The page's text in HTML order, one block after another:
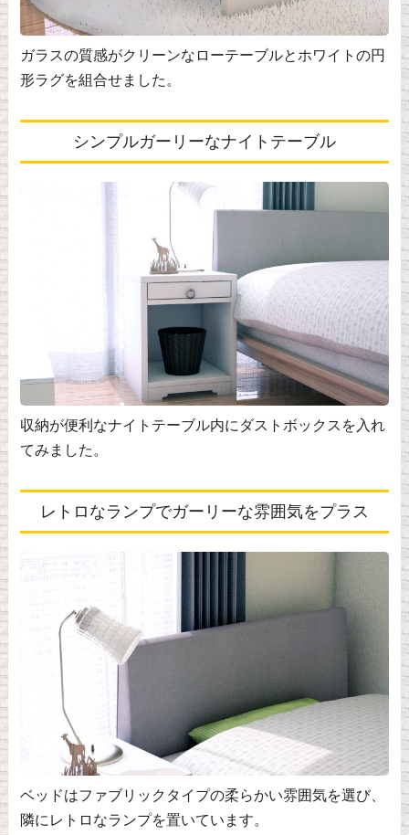
ガラスの質感がクリーンなローテーブルとホワイトの円
形ラグを組合せました。
シンプルガーリーなナイトテーブル
収納が便利なナイトテーブル内にダストボックスを入れ
てみました。
レトロなランプでガーリーな雰囲気をプラス
ベッドはファブリックタイプの柔らかい雰囲気を選び、
隣にレトロなランプを置いています。